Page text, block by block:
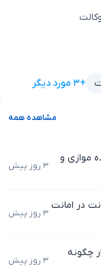
+۳ مورد دیگر
مشاهده همه
موازی و
۳ روز پیش
در امانت
۳ روز پیش
چگونه
۳ روز پیش